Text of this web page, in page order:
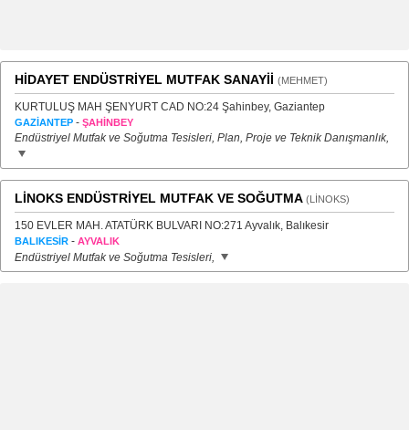
HİDAYET ENDÜSTRİYEL MUTFAK SANAYİİ (MEHMET)
KURTULUŞ MAH ŞENYURT CAD NO:24 Şahinbey, Gaziantep
GAZİANTEP - ŞAHİNBEY
Endüstriyel Mutfak ve Soğutma Tesisleri, Plan, Proje ve Teknik Danışmanlık,
LİNOKS ENDÜSTRİYEL MUTFAK VE SOĞUTMA (LİNOKS)
150 EVLER MAH. ATATÜRK BULVARI NO:271 Ayvalık, Balıkesir
BALIKESİR - AYVALIK
Endüstriyel Mutfak ve Soğutma Tesisleri,